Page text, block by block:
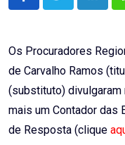
Os Procuradores
de Carvalho Ramos
(substituto)
mais um Contador das
de Resposta (clique